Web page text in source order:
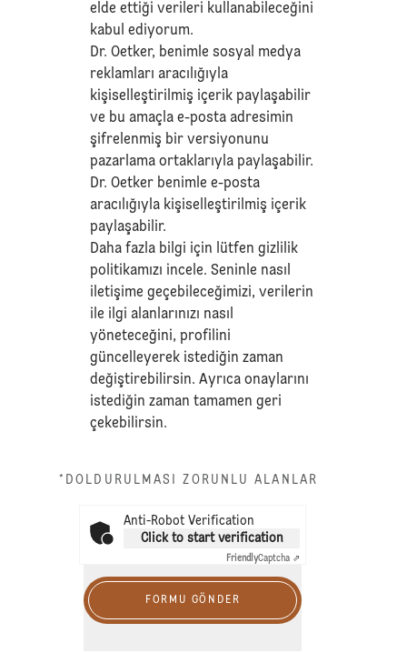
elde ettiği verileri kullanabileceğini
kabul ediyorum.
Dr. Oetker, benimle sosyal medya
reklamları aracılığıyla
kişiselleştirilmiş içerik paylaşabilir
ve bu amaçla e-posta adresimin
şifrelenmiş bir versiyonunu
pazarlama ortaklarıyla paylaşabilir.
Dr. Oetker benimle e-posta
aracılığıyla kişiselleştirilmiş içerik
paylaşabilir.
Daha fazla bilgi için lütfengizlilik
politikamızı incele. Seninle nasıl
iletişime geçebileceğimizi, verilerin
ile ilgi alanlarınızı nasıl
yöneteceğini, profilini
güncelleyerek istediğin zaman
değiştirebilirsin. Ayrıca onaylarını
istediğin zaman tamamen geri
çekebilirsin.
*DOLDURULMASI ZORUNLU ALANLAR
Anti-Robot Verification
Click to start verification
FriendlyCaptcha ⇗
FORMU GÖNDER